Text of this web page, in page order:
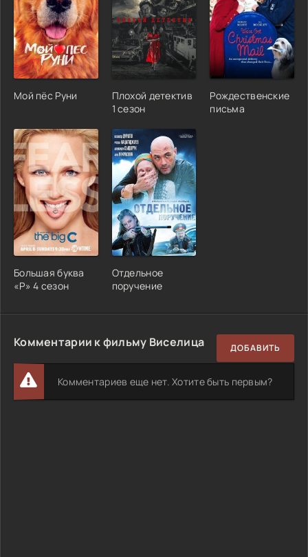
Мой пёс Руни
Плохой детектив
1 сезон
Рождественские
письма
Большая буква
«Р» 4 сезон
Отдельное
поручение
Комментарии к фильму Виселица ДОБАВИТЬ
Комментариев еще нет. Хотите быть первым?